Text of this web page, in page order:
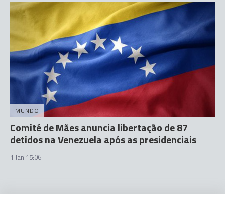
MUNDO
Comité de Mães anuncia libertação de 87
detidos na Venezuela após as presidenciais
1 Jan 15:06